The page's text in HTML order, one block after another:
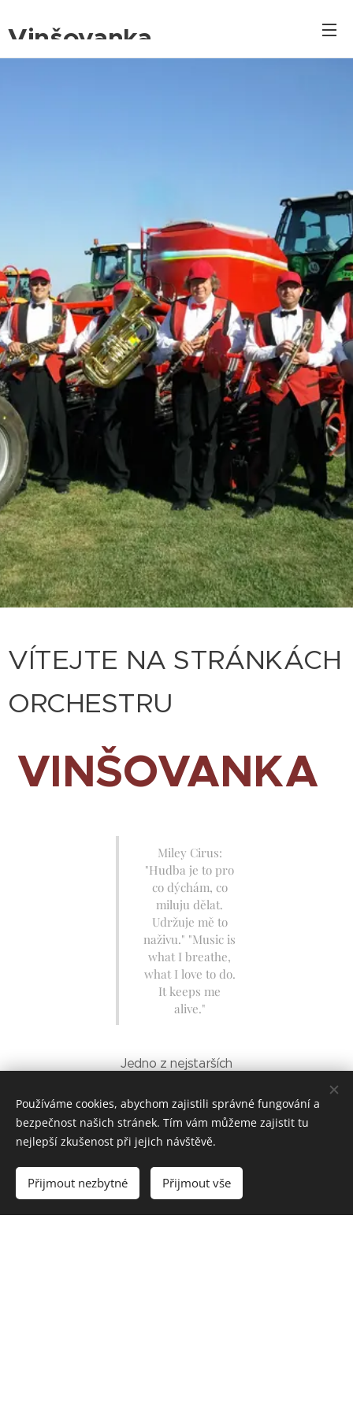
Vinšovanka
VÍTEJTE NA STRÁNKÁCH
ORCHESTRU
VINŠOVANKA
Miley Cirus:
"Hudba je to pro
co dýchám, co
miluju dělat.
Udržuje mě to
naživu." "Music is
what I breathe,
what I love to do.
It keeps me
alive."
Jedno z nejstarších
republice založené v roce
1953 a od té doby souvisle
vedenéJosefem Vinšem
vynikajících muzikantů,
žijících na úpatí hradu
Vytvořte si webové stránky zdarma!
Používáme cookies, abychom zajistili správné fungování a
bezpečnost našich stránek. Tím vám můžeme zajistit tu
nejlepší zkušenost při jejich návštěvě.
Přijmout nezbytné Přijmout vše